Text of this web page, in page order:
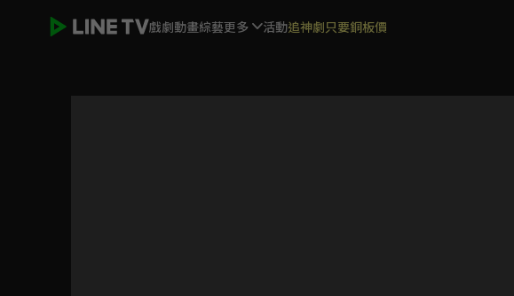
戲劇動畫綜藝更多 活動追神劇只要銅板價